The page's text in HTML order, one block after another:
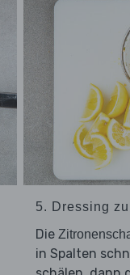
5. Dressing
Die
in Spalten